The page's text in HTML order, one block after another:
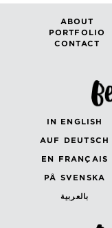
ABOUT
PORTFOLIO
CONTACT
IN ENGLISH
AUF DEUTSCH
EN FRANÇAIS
PÅ SVENSKA
بالعربية